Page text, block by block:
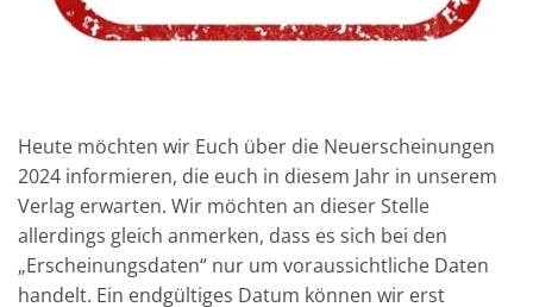
Heute möchten wir Euch über die Neuerscheinungen
2024 informieren, die euch in diesem Jahr in unserem
Verlag erwarten. Wir möchten an dieser Stelle
allerdings gleich anmerken, dass es sich bei den
„Erscheinungsdaten“ nur um voraussichtliche Daten
handelt. Ein endgültiges Datum können wir erst